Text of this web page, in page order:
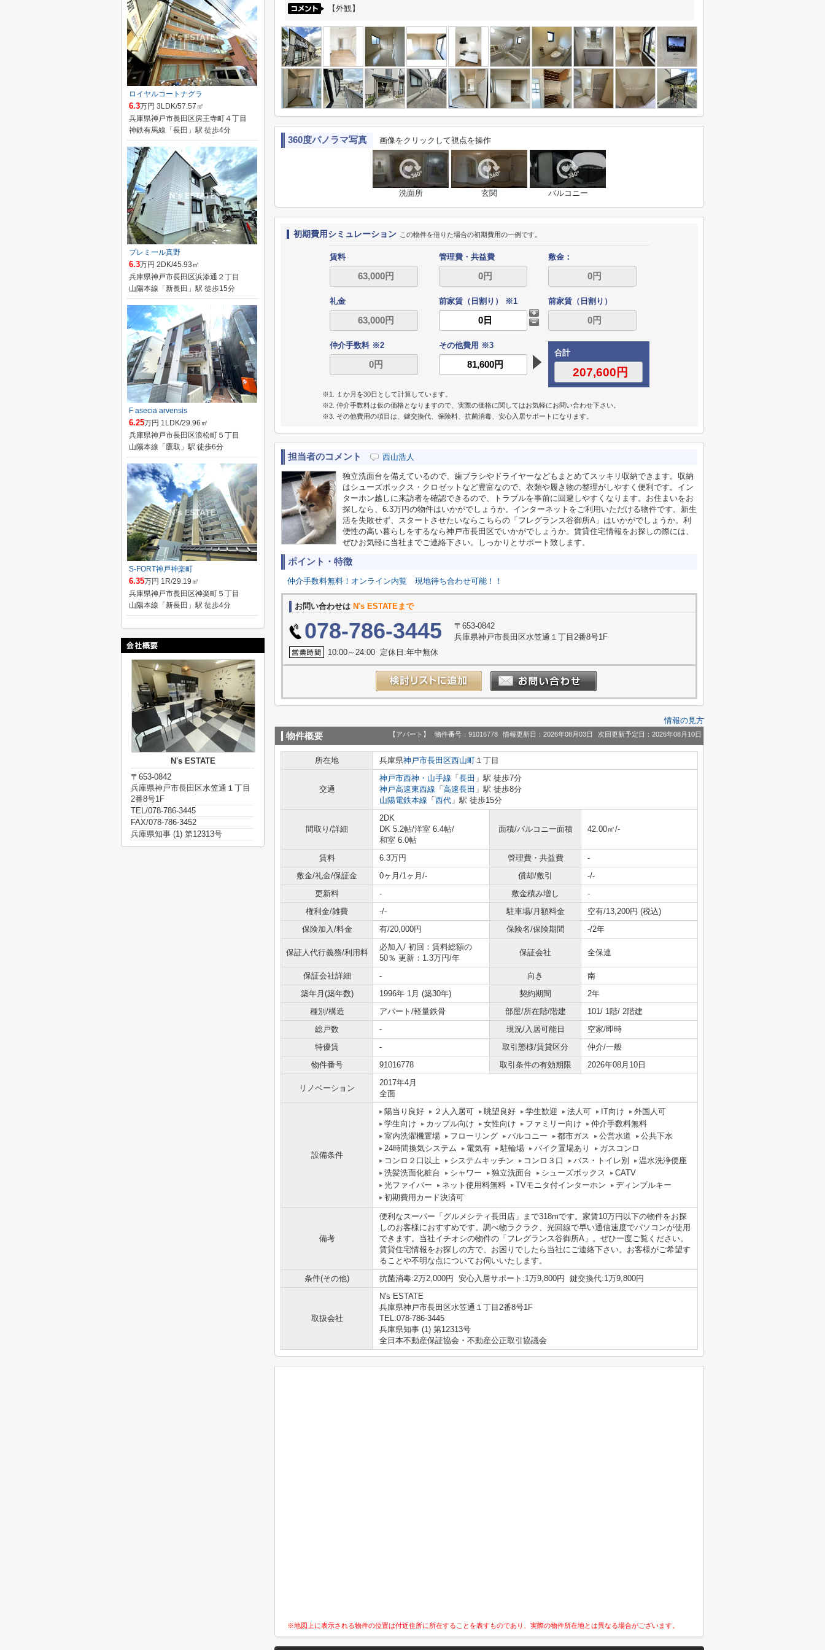
【外観】
360度パノラマ写真 画像をクリックして視点を操作
洗面所 玄関 バルコニー
初期費用シミュレーション この物件を借りた場合の初期費用の一例です。
賃料 管理費・共益費 敷金：
礼金 前家賃（日割り） ※1 前家賃（日割り）
仲介手数料 ※2
その他費用 ※3
合計
※1. １か月を30日として計算しています。
※2. 仲介手数料は仮の価格となりますので、実際の価格に関してはお気軽にお問い合わせ下さい。
※3. その他費用の項目は、鍵交換代、保険料、抗菌消毒、安心入居サポートになります。
担当者のコメント 西山浩人
独立洗面台を備えているので、歯ブラシやドライヤーなどもまとめてスッキリ収納できます。収納
はシューズボックス・クロゼットなど豊富なので、衣類や履き物の整理がしやすく便利です。イン
ターホン越しに来訪者を確認できるので、トラブルを事前に回避しやすくなります。お住まいをお
探しなら、6.3万円の物件はいかがでしょうか。インターネットをご利用いただける物件です。新生
活を失敗せず、スタートさせたいならこちらの「フレグランス谷御所A」はいかがでしょうか。利
便性の高い暮らしをするなら神戸市長田区でいかがでしょうか。賃貸住宅情報をお探しの際には、
ぜひお気軽に当社までご連絡下さい。しっかりとサポート致します。
ポイント・特徴
仲介手数料無料！オンライン内覧 現地待ち合わせ可能！！
お問い合わせは N's ESTATEまで
078-786-3445
〒653-0842
兵庫県神戸市長田区水笠通１丁目2番8号1F
10:00～24:00 定休日:年中無休
情報の見方
物件概要 【アパート】 物件番号：91016778 情報更新日：2026年08月03日 次回更新予定日：2026年08月10日
所在地 兵庫県神戸市長田区西山町 １丁目
交通
神戸市西神・山手線 「 長田 」駅 徒歩7分
神戸高速東西線 「 高速長田 」駅 徒歩8分
山陽電鉄本線 「 西代 」駅 徒歩15分
間取り/詳細
2DK
DK 5.2帖/洋室 6.4帖/
和室 6.0帖
面積/バルコニー面積 42.00㎡/-
賃料 6.3万円 管理費・共益費
-
敷金/礼金/保証金
0ヶ月/1ヶ月/- 償却/敷引
-/-
更新料
- 敷金積み増し
-
権利金/雑費
-/- 駐車場/月額料金
空有/13,200円 (税込)
保険加入/料金
有/20,000円 保険名/保険期間 -/2年
保証人代行義務/利用料
必加入/ 初回：賃料総額の
50％ 更新：1.3万円/年
保証会社 全保連
保証会社詳細 - 向き
南
築年月(築年数)
1996年 1月 (築30年) 契約期間
2年
種別/構造
アパート/軽量鉄骨 部屋/所在階/階建
101/ 1階/ 2階建
総戸数
- 現況/入居可能日
空家/即時
特優賃
- 取引態様/賃貸区分
仲介/一般
物件番号
91016778 取引条件の有効期限 2026年08月10日
リノベーション
2017年4月
全面
設備条件
陽当り良好 ２人入居可 眺望良好 学生歓迎 法人可 IT向け
外国人可
学生向け
カップル向け 女性向け ファミリー向け
仲介手数料無料
室内洗濯機置場
フローリング バルコニー 都市ガス 公営水道
公共下水
24時間換気システム
電気有 駐輪場 バイク置場あり
ガスコンロ
コンロ２口以上
システムキッチン コンロ３口 バス・トイレ別
温水洗浄便座
洗髪洗面化粧台
シャワー 独立洗面台 シューズボックス
CATV
光ファイバー
ネット使用料無料 TVモニタ付インターホン
ディンプルキー
初期費用カード決済可
備考
便利なスーパー「グルメシティ長田店」まで318mです。家賃10万円以下の物件をお探
しのお客様におすすめです。調べ物ラクラク、光回線で早い通信速度でパソコンが使用
できます。当社イチオシの物件の「フレグランス谷御所A」。ぜひ一度ご覧ください。
賃貸住宅情報をお探しの方で、お困りでしたら当社にご連絡下さい。お客様がご希望す
ることや不明な点についてお伺いいたします。
条件(その他)
抗菌消毒:2万2,000円 安心入居サポート:1万9,800円 鍵交換代:1万9,800円
取扱会社
N's ESTATE
兵庫県神戸市長田区水笠通１丁目2番8号1F
TEL:078-786-3445
兵庫県知事 (1) 第12313号
全日本不動産保証協会・不動産公正取引協議会
※地図上に表示される物件の位置は付近住所に所在することを表すものであり、実際の物件所在地とは異なる場合がございます。
ロイヤルコートナグラ
6.3万円 3LDK/57.57㎡
兵庫県神戸市長田区房王寺町４丁目
神鉄有馬線「長田」駅 徒歩4分
プレミール真野
6.3万円 2DK/45.93㎡
兵庫県神戸市長田区浜添通２丁目
山陽本線「新長田」駅 徒歩15分
F asecia arvensis
6.25万円 1LDK/29.96㎡
兵庫県神戸市長田区浪松町５丁目
山陽本線「鷹取」駅 徒歩6分
S-FORT神戸神楽町
6.35万円 1R/29.19㎡
兵庫県神戸市長田区神楽町５丁目
山陽本線「新長田」駅 徒歩4分
N's ESTATE
〒653-0842
兵庫県神戸市長田区水笠通１丁目
2番8号1F
TEL/078-786-3445
FAX/078-786-3452
兵庫県知事 (1) 第12313号